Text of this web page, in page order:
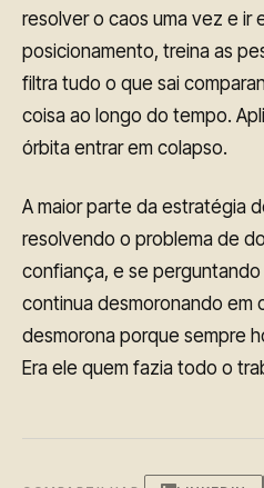
resolver o caos uma vez e ir
posicionamento, treina as
filtra tudo o que sai
coisa ao longo do tempo.
órbita entrar em colapso.
A maior parte da estratégia
resolvendo o problema de
confiança, e se
continua desmoronando em
desmorona porque sempre
Era ele quem fazia todo o